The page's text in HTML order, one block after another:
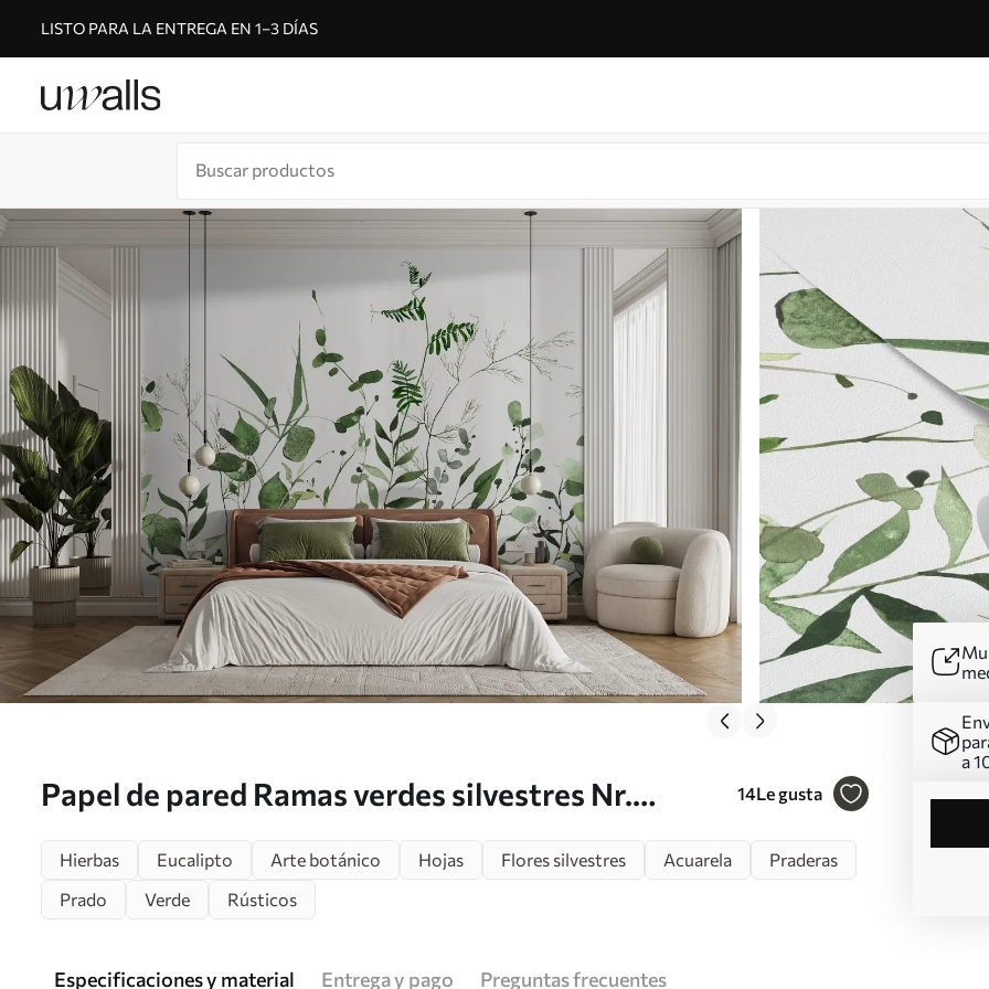
LISTO PARA LA ENTREGA EN 1–3 DÍAS
Papel de pared Ramas verdes silvestres Nr.
14Le gusta
a
Hierbas Eucalipto Arte botánico Hojas Flores silvestres Acuarela
Praderas
Prado
Verde Rústicos
Especificaciones y material Entrega y pago Preguntas frecuentes